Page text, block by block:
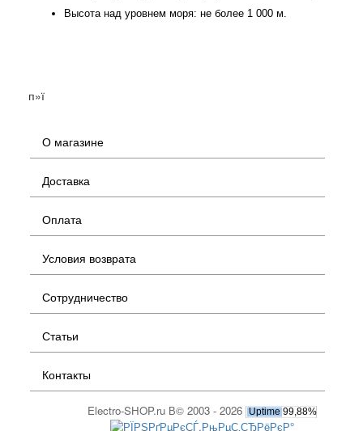
Высота над уровнем моря: не более 1 000 м.
п»ї
О магазине
Доставка
Оплата
Условия возврата
Сотрудничество
Статьи
Контакты
Electro-SHOP.ru В© 2003 - 2026